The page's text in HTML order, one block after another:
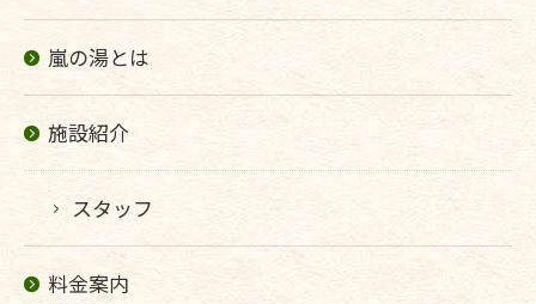
嵐の湯とは
施設紹介
スタッフ
料金案内